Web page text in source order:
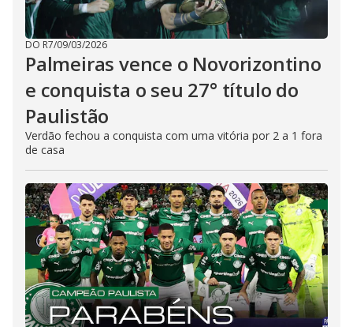
DO R7/09/03/2026
Palmeiras vence o Novorizontino
e conquista o seu 27° título do
Paulistão
Verdão fechou a conquista com uma vitória por 2 a 1 fora
de casa